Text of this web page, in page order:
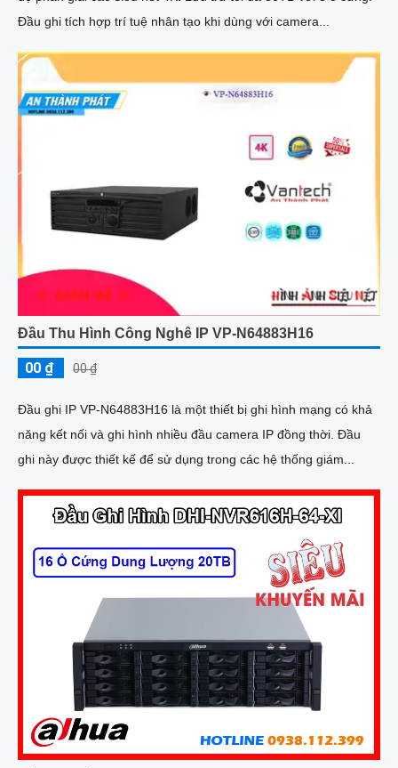
Đầu ghi tích hợp trí tuệ nhân tạo khi dùng với camera...
Đầu Thu Hình Công Nghê IP VP-N64883H16
00 ₫ 00 ₫
Đầu ghi IP VP-N64883H16 là một thiết bị ghi hình mạng có khả
năng kết nối và ghi hình nhiều đầu camera IP đồng thời. Đầu
ghi này được thiết kế để sử dụng trong các hệ thống giám...